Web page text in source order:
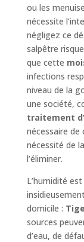
ou les
nécessite
négligez ce
salpêtre
que cette
infections
niveau de la
une société,
traitement
nécessaire de
nécessité de
l’éliminer.
L’humidité
domicile :
sources
d’eau, de